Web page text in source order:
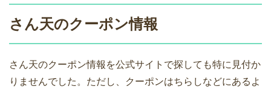
さん天のクーポン情報
さん天のクーポン情報を公式サイトで探しても特に見付か
りませんでした。ただし、クーポンはちらしなどにあるよ